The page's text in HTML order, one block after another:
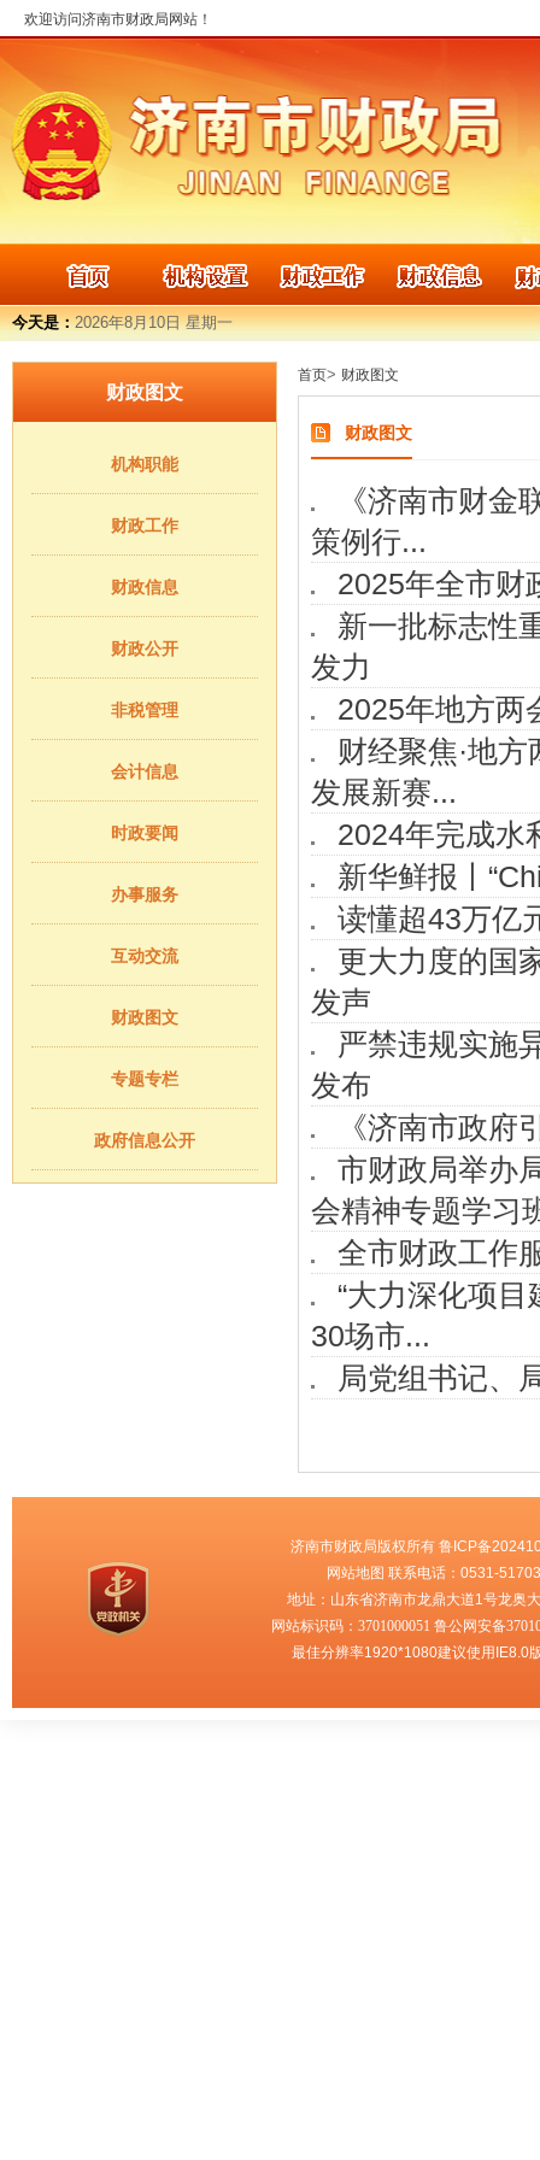
欢迎访问济南市财政局网站！
今天是：2026年8月10日 星期一
财政图文
机构职能
财政工作
财政信息
财政公开
非税管理
会计信息
时政要闻
办事服务
互动交流
财政图文
专题专栏
政府信息公开
首页> 财政图文
财政图文
《济南市财
策例行...
2025年全市财
新一批标志性
发力
2025年地方两
财经聚焦·地
发展新赛...
2024年完成水
新华鲜报丨
读懂超43万亿
更大力度的国
发声
严禁违规实施
发布
《济南市政
市财政局举办
会精神专题学习
全市财政工作
“大力深化项
30场市...
局党组书记、
济南市财政局版权所有 鲁ICP备
网站地图 联系电话：0531-
地址：山东省济南市龙鼎大道1号龙
网站标识码：3701000051鲁公网安备
最佳分辨率1920*1080建议使用IE8.0